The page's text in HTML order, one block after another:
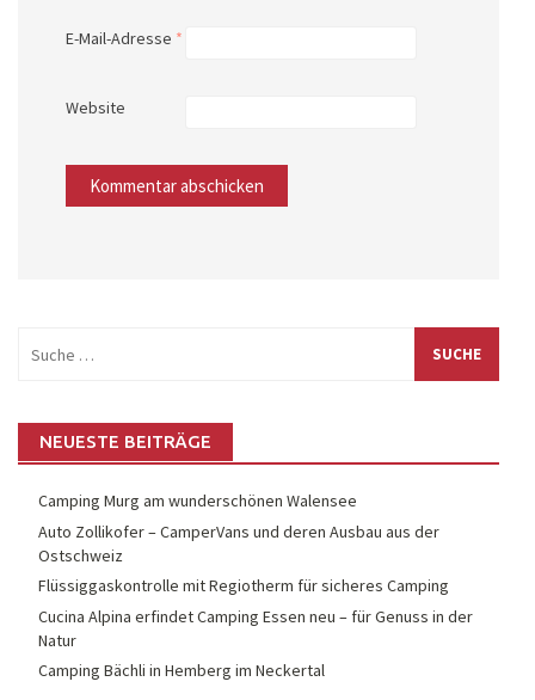
E-Mail-Adresse *
Website
nach:
NEUESTE BEITRÄGE
Camping Murg am wunderschönen Walensee
Auto Zollikofer – CamperVans und deren Ausbau aus der
Ostschweiz
Flüssiggaskontrolle mit Regiotherm für sicheres Camping
Cucina Alpina erfindet Camping Essen neu – für Genuss in der
Natur
Camping Bächli in Hemberg im Neckertal